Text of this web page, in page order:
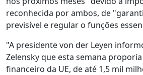
reconhecida por ambos, de
previsível e regular o funções
"A presidente von der Leyen
Zelensky que esta semana
financeiro da UE, de até 1,5 mil